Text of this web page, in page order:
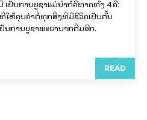
ເປັນການບູຊາແມ່ນໍ້າກໍຄືທາດທັງ 4 ຄື:
ໃຫ້ຄຸນຄ່າຕໍ່ທຸກສິ່ງທີ່ມີຊີວິດເປັນຕົ້ນ
ນການບູຊາພະຍານາກຕື່ມອີກ.
READ